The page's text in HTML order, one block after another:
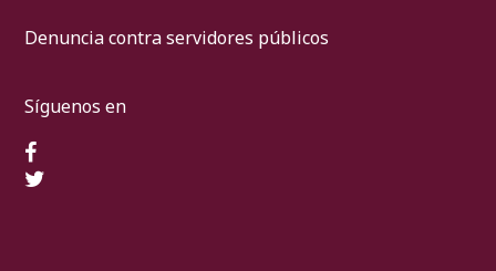
Denuncia contra servidores públicos
Síguenos en